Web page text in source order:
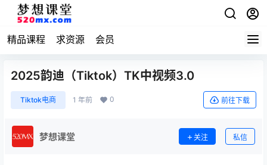
精品课程 求资源 会员
2025韵迪（Tiktok）TK中视频3.0
Tiktok电商 1 年前 0 前往下载
梦想课堂 关注 私信